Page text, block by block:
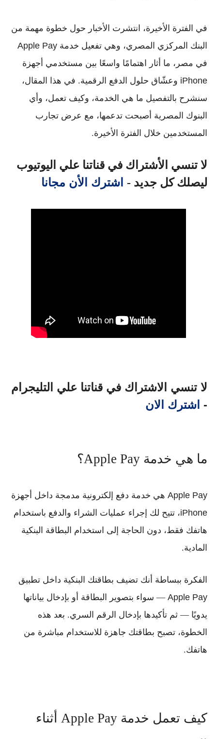
في الفترة الأخيرة، انتشرت الأخبار حول خطوة مهمة من
البنك المركزي المصري، وهي تفعيل خدمة Apple Pay
في مصر، ما أثار اهتمامًا واسعًا بين مستخدمي أجهزة
iPhone وعشّاق حلول الدفع الرقمية. في هذا المقال،
سنشرح بالتفصيل ما هي الخدمة، وكيف تعمل، وأي
البنوك المصرية أصبحت تدعمها، مع عرض تجارب
المستخدمين خلال الفترة الأخيرة.
لا تنسي الأشتراك في قناتنا علي اليوتيوب
ليصلك كل جديد - اشترك الأن مجانا
لا تنسي الاشتراك في قناتنا علي التليجرام
- اشترك الان
ما هي خدمة Apple Pay؟
Apple Pay هي خدمة دفع إلكترونية مدمجة داخل أجهزة
iPhone، تتيح لك إجراء عمليات الشراء والدفع باستخدام
هاتفك فقط، دون الحاجة إلى استخدام البطاقة البنكية
المادية.
الفكرة ببساطة أنك تضيف بطاقتك البنكية داخل تطبيق
Apple Pay — سواء بتصوير البطاقة أو بإدخال بياناتها
يدويًا — ثم تأكيدها بإدخال الرقم السري. بعد هذه
الخطوة، تصبح بطاقتك جاهزة للاستخدام مباشرة من
هاتفك.
كيف تعمل خدمة Apple Pay أثناء